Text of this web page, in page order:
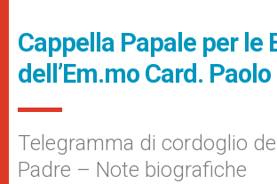
Cappella Papale per le
dell’Em.mo Card.
Telegramma di cordoglio
Padre – Note biografiche